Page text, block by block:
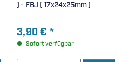
) - FBJ ( 17x24x25mm )
3,90 € *
Sofort verfügbar